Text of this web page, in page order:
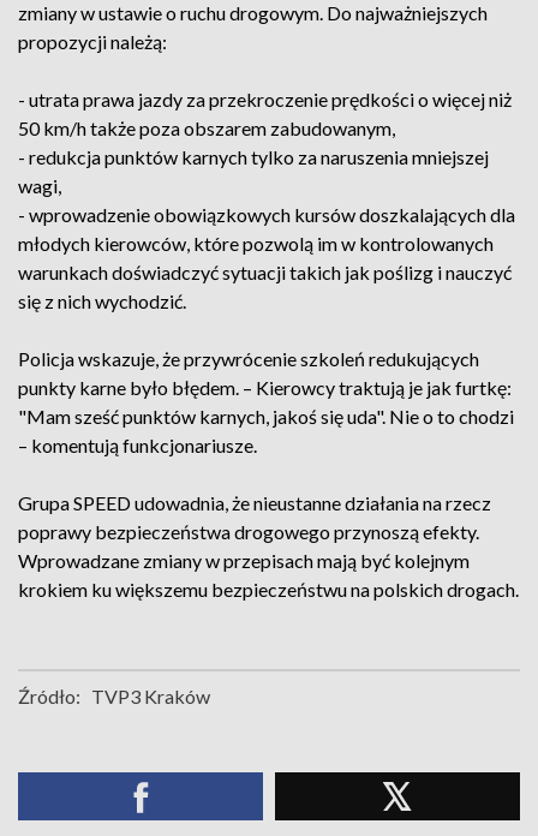
zmiany w ustawie o ruchu drogowym. Do najważniejszych
propozycji należą:
- utrata prawa jazdy za przekroczenie prędkości o więcej niż
50 km/h także poza obszarem zabudowanym,
- redukcja punktów karnych tylko za naruszenia mniejszej
wagi,
- wprowadzenie obowiązkowych kursów doszkalających dla
młodych kierowców, które pozwolą im w kontrolowanych
warunkach doświadczyć sytuacji takich jak poślizg i nauczyć
się z nich wychodzić.
Policja wskazuje, że przywrócenie szkoleń redukujących
punkty karne było błędem. – Kierowcy traktują je jak furtkę:
"Mam sześć punktów karnych, jakoś się uda". Nie o to chodzi
– komentują funkcjonariusze.
Grupa SPEED udowadnia, że nieustanne działania na rzecz
poprawy bezpieczeństwa drogowego przynoszą efekty.
Wprowadzane zmiany w przepisach mają być kolejnym
krokiem ku większemu bezpieczeństwu na polskich drogach.
Źródło: TVP3 Kraków